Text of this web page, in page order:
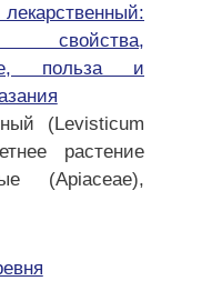
свойства,
польза и
(Levisticum
растение
(Apiaceae),